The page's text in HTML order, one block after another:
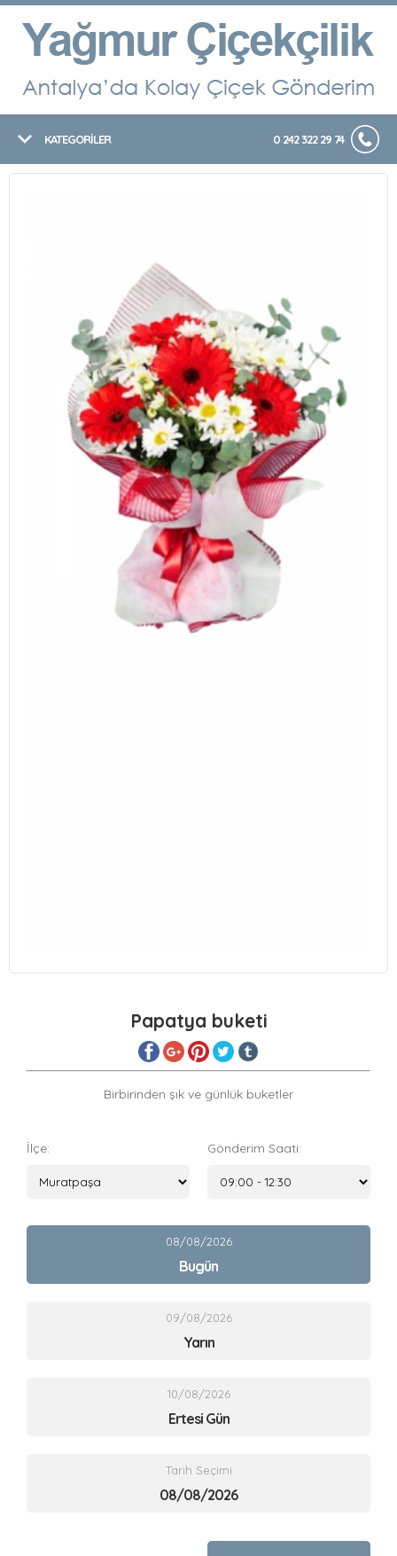
KATEGORİLER 0 242 322 29 74
Papatya buketi
Birbirinden şık ve günlük buketler
İlçe: Gönderim Saati:
08/08/2026
Bugün
09/08/2026
Yarın
10/08/2026
Ertesi Gün
Tarih Seçimi